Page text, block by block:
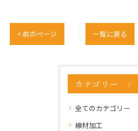
< 前のページ 一覧に戻る
カテゴリー
全てのカテゴリー
線材加工